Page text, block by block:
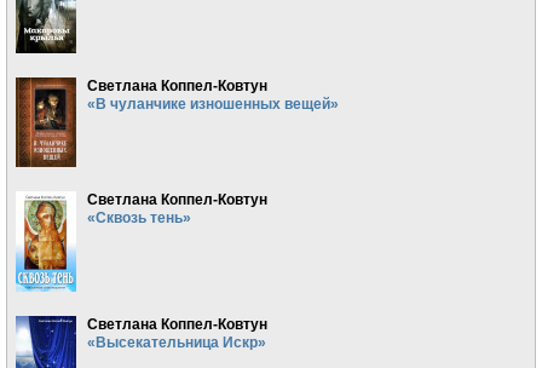
Светлана Коппел-Ковтун
«В чуланчике изношенных вещей»
Светлана Коппел-Ковтун
«Сквозь тень»
Светлана Коппел-Ковтун
«Высекательница Искр»